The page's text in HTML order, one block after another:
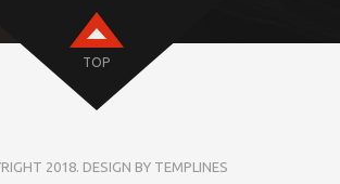
TOP
2018. DESIGN BY TEMPLINES